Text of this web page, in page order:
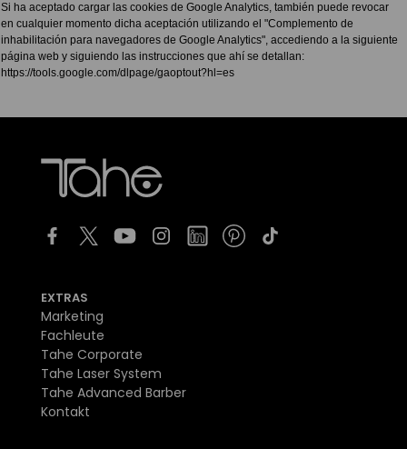
Si ha aceptado cargar las cookies de Google Analytics, también puede revocar
en cualquier momento dicha aceptación utilizando el "Complemento de
inhabilitación para navegadores de Google Analytics", accediendo a la siguiente
página web y siguiendo las instrucciones que ahí se detallan:
https://tools.google.com/dlpage/gaoptout?hl=es
EXTRAS
Marketing
Fachleute
Tahe Corporate
Tahe Laser System
Tahe Advanced Barber
Kontakt